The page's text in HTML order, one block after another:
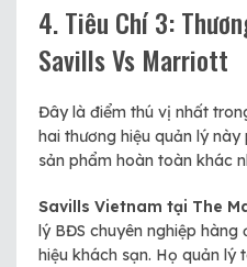
4. Tiêu Chí 3:
Savills Vs Marriott
Đây là điểm thú vị nhất
hai thương hiệu quản lý
sản phẩm hoàn toàn khác
Savills Vietnam tại The
lý BĐS chuyên nghiệp
hiệu khách sạn. Họ quản lý